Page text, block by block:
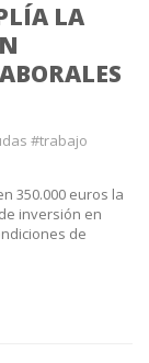
LA
#trabajo
350.000 euros la
inversión en
de